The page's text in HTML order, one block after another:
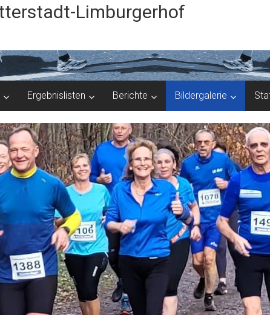
Limburgerhof
Ergebnislisten Berichte Bildergalerie